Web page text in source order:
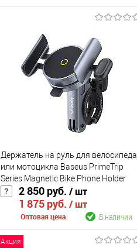
Держатель на руль для велосипеда
или мотоцикла Baseus PrimeTrip
Series Magnetic Bike Phone Holder
(C40569000121-00)
2 850 руб. / шт
1 875 руб. / шт
Оптовая цена В наличии
Акция